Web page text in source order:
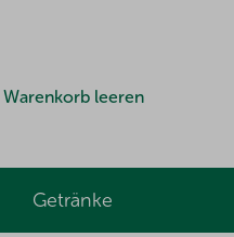
Warenkorb leeren
Getränke